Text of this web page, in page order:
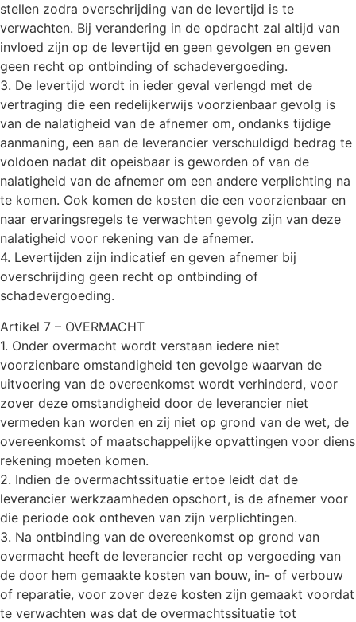
stellen zodra overschrijding van de levertijd is te
verwachten. Bij verandering in de opdracht zal altijd van
invloed zijn op de levertijd en geen gevolgen en geven
geen recht op ontbinding of schadevergoeding.
3. De levertijd wordt in ieder geval verlengd met de
vertraging die een redelijkerwijs voorzienbaar gevolg is
van de nalatigheid van de afnemer om, ondanks tijdige
aanmaning, een aan de leverancier verschuldigd bedrag te
voldoen nadat dit opeisbaar is geworden of van de
nalatigheid van de afnemer om een andere verplichting na
te komen. Ook komen de kosten die een voorzienbaar en
naar ervaringsregels te verwachten gevolg zijn van deze
nalatigheid voor rekening van de afnemer.
4. Levertijden zijn indicatief en geven afnemer bij
overschrijding geen recht op ontbinding of
schadevergoeding.
Artikel 7 – OVERMACHT
1. Onder overmacht wordt verstaan iedere niet
voorzienbare omstandigheid ten gevolge waarvan de
uitvoering van de overeenkomst wordt verhinderd, voor
zover deze omstandigheid door de leverancier niet
vermeden kan worden en zij niet op grond van de wet, de
overeenkomst of maatschappelijke opvattingen voor diens
rekening moeten komen.
2. Indien de overmachtssituatie ertoe leidt dat de
leverancier werkzaamheden opschort, is de afnemer voor
die periode ook ontheven van zijn verplichtingen.
3. Na ontbinding van de overeenkomst op grond van
overmacht heeft de leverancier recht op vergoeding van
de door hem gemaakte kosten van bouw, in- of verbouw
of reparatie, voor zover deze kosten zijn gemaakt voordat
te verwachten was dat de overmachtssituatie tot